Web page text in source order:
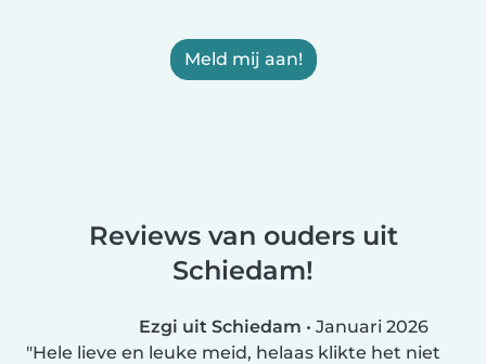
Meld mij aan!
Reviews van ouders uit
Schiedam!
Ezgi uit Schiedam • Januari 2026
Hele lieve en leuke meid, helaas klikte het niet